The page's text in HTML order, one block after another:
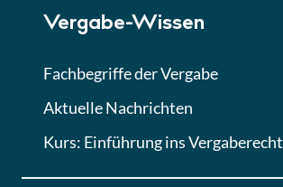
Vergabe-Wissen
Fachbegriffe der Vergabe
Aktuelle Nachrichten
Kurs: Einführung ins Vergaberecht